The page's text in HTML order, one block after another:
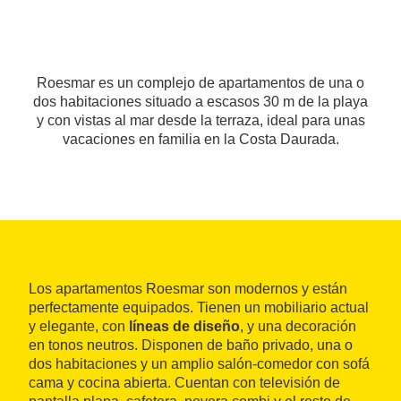
Roesmar es un complejo de apartamentos de una o
dos habitaciones situado a escasos 30 m de la playa
y con vistas al mar desde la terraza, ideal para unas
vacaciones en familia en la Costa Daurada.
Los apartamentos Roesmar son modernos y están
perfectamente equipados. Tienen un mobiliario actual
y elegante, con líneas de diseño, y una decoración
en tonos neutros. Disponen de baño privado, una o
dos habitaciones y un amplio salón-comedor con sofá
cama y cocina abierta. Cuentan con televisión de